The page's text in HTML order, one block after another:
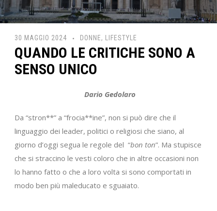
30 MAGGIO 2024 DONNE, LIFESTYLE
QUANDO LE CRITICHE SONO A
SENSO UNICO
Dario Gedolaro
Da “stron**” a “frocia**ine”, non si può dire che il
linguaggio dei leader, politici o religiosi che siano, al
giorno d’oggi segua le regole del “bon ton”. Ma stupisce
che si straccino le vesti coloro che in altre occasioni non
lo hanno fatto o che a loro volta si sono comportati in
modo ben più maleducato e sguaiato.